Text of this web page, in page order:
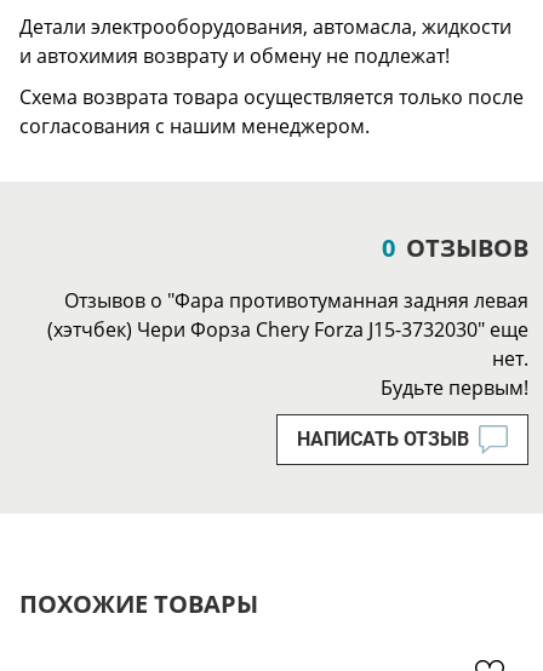
Детали электрооборудования, автомасла, жидкости
и автохимия возврату и обмену не подлежат!
Схема возврата товара осуществляется только после
согласования с нашим менеджером.
0 ОТЗЫВОВ
Отзывов о "Фара противотуманная задняя левая
(хэтчбек) Чери Форза Chery Forza J15-3732030" еще
нет.
Будьте первым!
НАПИСАТЬ ОТЗЫВ
ПОХОЖИЕ ТОВАРЫ